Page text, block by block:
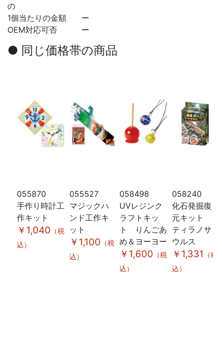
の
1個当たりの金額
ー
OEM対応可否
ー
● 同じ価格帯の商品
055870
手作り時計工
作キット
￥1,040 （税
込）
055527
マジックハ
ンド工作キ
ット
￥1,100 （税
込）
058498
UVレジンク
ラフトキッ
ト りんごあ
め＆ヨーヨー
￥1,600 （税
込）
058240
化石発掘復
元キット
ティラノサ
ウルス
￥1,331 （税
込）